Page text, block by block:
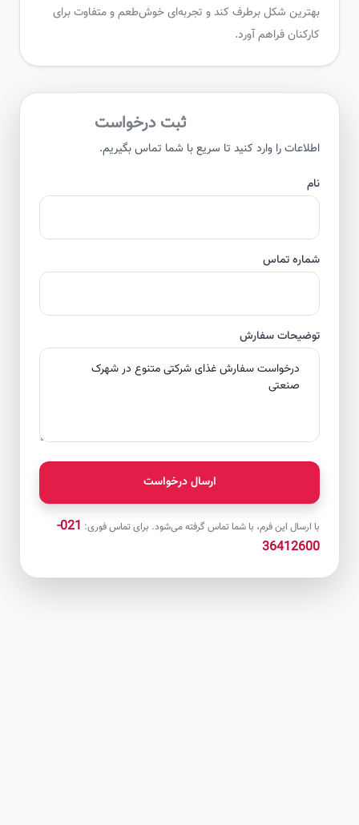
بهترین شکل برطرف کند و تجربه‌ای خوش‌طعم و متفاوت برای
کارکنان فراهم آورد.
ثبت درخواست
اطلاعات را وارد کنید تا سریع با شما تماس بگیریم.
شماره تماس
توضیحات سفارش
ارسال درخواست
با ارسال این فرم، با شما تماس گرفته می‌شود. برای تماس فوری:
021-
36412600